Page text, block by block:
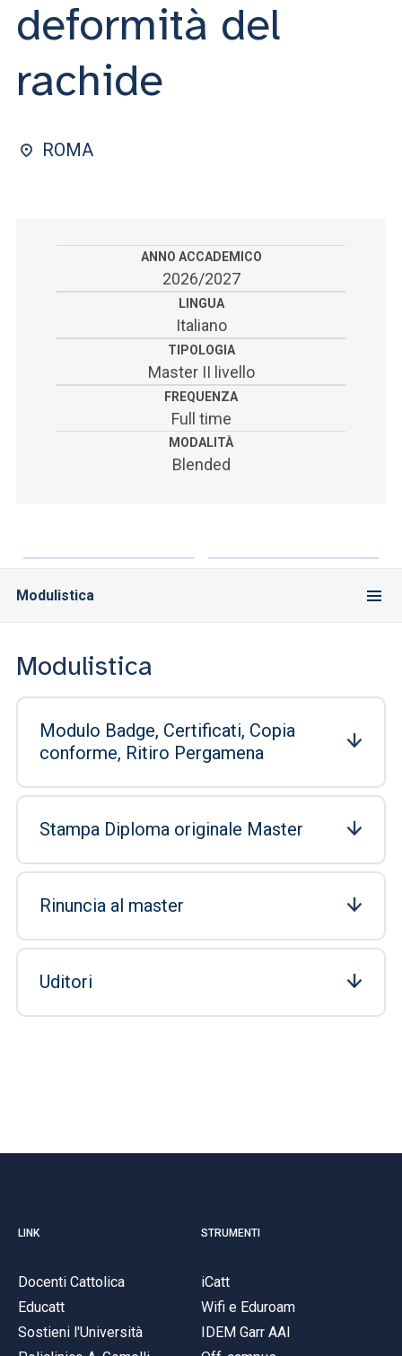
ACCEDI A CLOUDMAIL
deformità del
rachide
ROMA
ANNO ACCADEMICO
2026/2027
LINGUA
Italiano
TIPOLOGIA
Master II livello
FREQUENZA
Full time
MODALITÀ
Blended
Modulistica
Modulistica
Modulo Badge, Certificati, Copia
conforme, Ritiro Pergamena
Stampa Diploma originale Master
Rinuncia al master
Uditori
LINK
Docenti Cattolica
Educatt
Sostieni l'Università
STRUMENTI
iCatt
Wifi e Eduroam
IDEM Garr AAI